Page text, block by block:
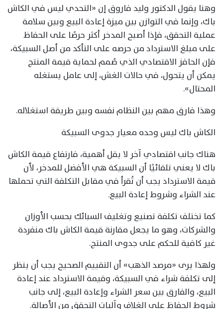
وهنا يقول الدكتور وليد فاروق إن «التحدي ليس في الكاش
باك، وإنما في التوازن بين ميزة إعادة البيع وبين سلامة
عملية التحقق، فإذا أصبح المدخر أكثر حرصًا على الحفاظ
على مبلغ الاسترداد من حرصه على التأكد من أصل السبيكة،
فإن الحافز الاقتصادي الذي صُمم لحماية قيمة المنتج
يمكن أن يتحول، في حالات الغش، إلى عامل يستغله
المحتال».
وهذا فارق مهم بين النظام نفسه وبين طريقة استغلاله.
الكاش باك ليس وحده معيار جدوى السبيكة
هناك جانب اقتصادي آخر لا يقل أهمية، فارتفاع قيمة الكاش
باك لا يعني تلقائيًا أن السبيكة هي الأفضل للمدخر، لأن
قيمة الاسترداد يجب أن تُقرأ في مقابل التكلفة التي تحملها
عند الشراء وشروط إعادة البيع.
كما تختلف تكلفة تصنيع وتغليف السبائك بحسب الأوزان
والشركات، وهو ما يجعل مقارنة قيمة الكاش باك منفردة
غير كافية للحكم على جدوى المنتج.
ولهذا يرى «مرصد الذهب» أن التقييم الصحيح يجب أن ينظر
إلى تكلفة شراء في السبيكة، وقيمة الاسترداد عند إعادة
البيع، والفارق بين سعر الشراء وإعادة البيع، إلى جانب
شروط الحفاظ على الغلاف وآليات التحقق من الأصالة.